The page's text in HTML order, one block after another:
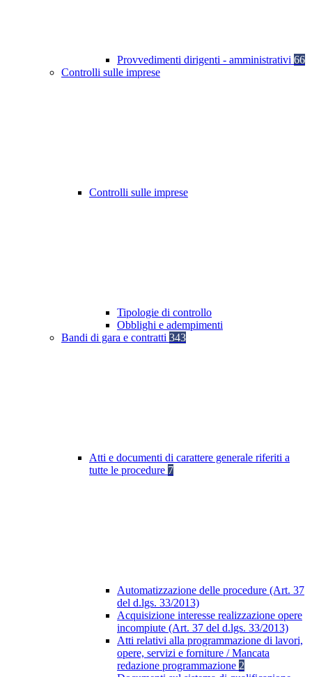
Provvedimenti dirigenti - amministrativi 66
Controlli sulle imprese
Controlli sulle imprese
Tipologie di controllo
Obblighi e adempimenti
Bandi di gara e contratti 343
Atti e documenti di carattere generale riferiti a
tutte le procedure 7
Automatizzazione delle procedure (Art. 37
del d.lgs. 33/2013)
Acquisizione interesse realizzazione opere
incompiute (Art. 37 del d.lgs. 33/2013)
Atti relativi alla programmazione di lavori,
opere, servizi e forniture / Mancata
redazione programmazione 2